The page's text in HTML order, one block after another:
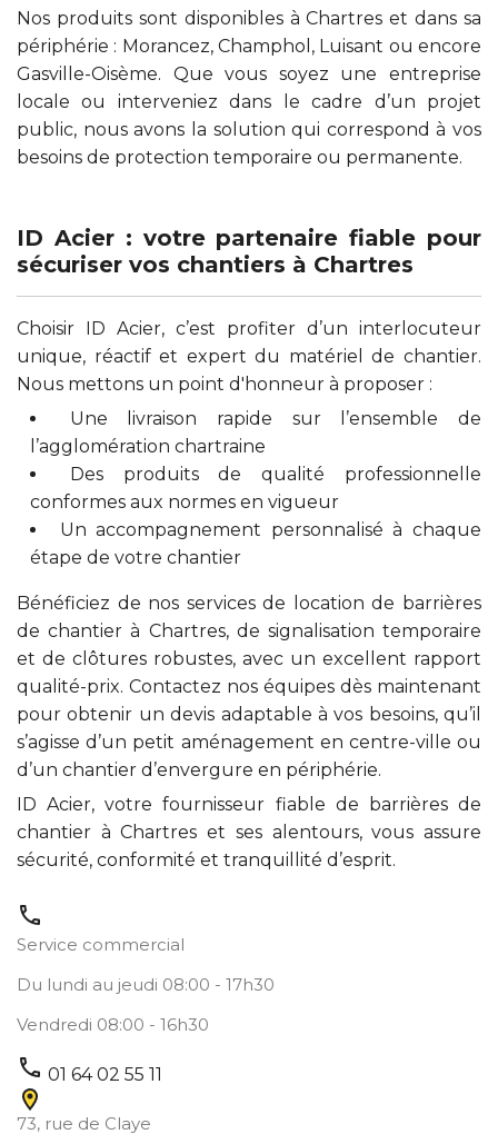
Nos produits sont disponibles à Chartres et dans sa
périphérie : Morancez, Champhol, Luisant ou encore
Gasville-Oisème. Que vous soyez une entreprise
locale ou interveniez dans le cadre d’un projet
public, nous avons la solution qui correspond à vos
besoins de protection temporaire ou permanente.
ID Acier : votre partenaire fiable pour
sécuriser vos chantiers à Chartres
Choisir ID Acier, c’est profiter d’un interlocuteur
unique, réactif et expert du matériel de chantier.
Nous mettons un point d'honneur à proposer :
Une livraison rapide sur l’ensemble de
l’agglomération chartraine
Des produits de qualité professionnelle
conformes aux normes en vigueur
Un accompagnement personnalisé à chaque
étape de votre chantier
Bénéficiez de nos services de location de barrières
de chantier à Chartres, de signalisation temporaire
et de clôtures robustes, avec un excellent rapport
qualité-prix. Contactez nos équipes dès maintenant
pour obtenir un devis adaptable à vos besoins, qu’il
s’agisse d’un petit aménagement en centre-ville ou
d’un chantier d’envergure en périphérie.
ID Acier, votre fournisseur fiable de barrières de
chantier à Chartres et ses alentours, vous assure
sécurité, conformité et tranquillité d’esprit.
call
Service commercial
Du lundi au jeudi 08:00 - 17h30
Vendredi 08:00 - 16h30
call 01 64 02 55 11
73, rue de Claye